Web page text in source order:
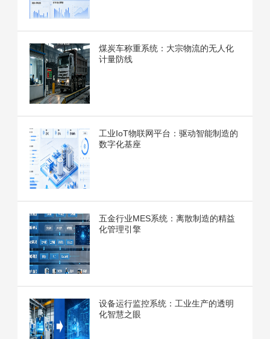
煤炭车称重系统：大宗物流的无人化
计量防线
工业IoT物联网平台：驱动智能制造的
数字化基座
五金行业MES系统：离散制造的精益
化管理引擎
设备运行监控系统：工业生产的透明
化智慧之眼